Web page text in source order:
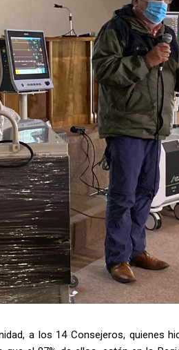
a los 14 Consejeros, quienes